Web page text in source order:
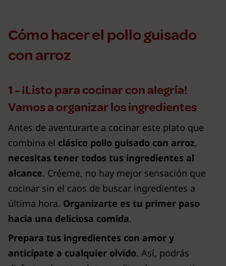
Cómo hacer el pollo guisado
con arroz
1 - ¡Listo para cocinar con alegría!
Vamos a organizar los ingredientes
Antes de aventurarte a cocinar este plato que
combina el clásico pollo guisado con arroz,
necesitas tener todos tus ingredientes al
alcance. Créeme, no hay mejor sensación que
cocinar sin el caos de buscar ingredientes a
última hora. Organizarte es tu primer paso
hacia una deliciosa comida.
Prepara tus ingredientes con amor y
anticípate a cualquier olvido. Así, podrás